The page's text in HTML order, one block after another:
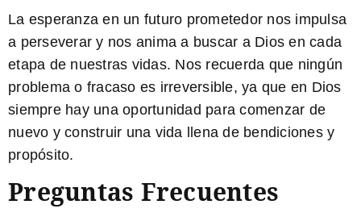
La esperanza en un futuro prometedor nos impulsa
a perseverar y nos anima a buscar a Dios en cada
etapa de nuestras vidas. Nos recuerda que ningún
problema o fracaso es irreversible, ya que en Dios
siempre hay una oportunidad para comenzar de
nuevo y construir una vida llena de bendiciones y
propósito.
Preguntas Frecuentes